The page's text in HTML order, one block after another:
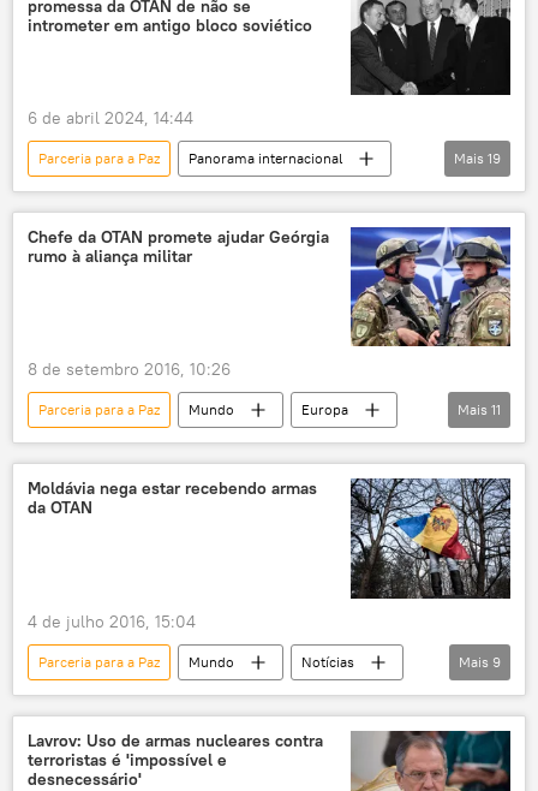
Rússia
Vladimir Zelensky
TikTok
promessa da OTAN de não se
intrometer em antigo bloco soviético
6 de abril 2024, 14:44
Parceria para a Paz
Panorama internacional
Rússia
William Perry
Boris Yeltsin
Ucrânia
Donbass
CEI
OTAN
Europa
Comunidade dos Estados Independentes
Bósnia
Guerra da Bósnia
Iugoslávia
Bill Clinton
URSS
Polônia
Mais 19
Chefe da OTAN promete ajudar Geórgia
rumo à aliança militar
8 de setembro 2016, 10:26
Parceria para a Paz Mundo
Europa
Notícias
Geórgia
País de Gales
Bucareste
Jens Stoltenberg
OTAN
Conselho do Atlântico Norte
Mais 11
Moldávia nega estar recebendo armas
da OTAN
4 de julho 2016, 15:04
Parceria para a Paz Mundo
Notícias
Moldávia
Geórgia
Jens Stoltenberg
defesa nacional
segurança nacional
Mais 9
Lavrov: Uso de armas nucleares contra
terroristas é 'impossível e
desnecessário'